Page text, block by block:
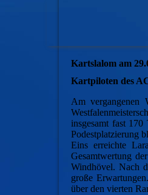
Kartslalom am
Kartpiloten des
Am vergangenen
insgesamt fast
Podestplatzierung
Eins erreichte
Gesamtwertung
Windhövel. Nach
große
über den vierten